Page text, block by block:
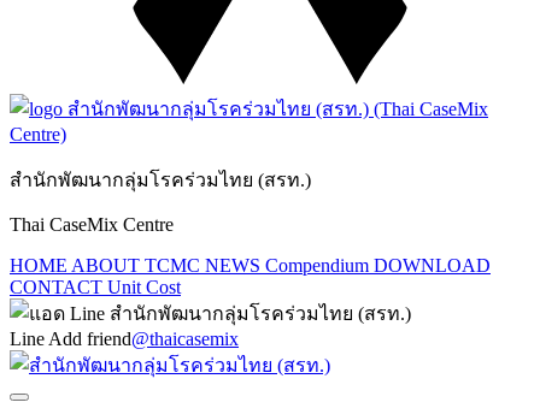
สำนักพัฒนากลุ่มโรคร่วมไทย (สรท.)
Thai CaseMix Centre
HOME ABOUT TCMC NEWS Compendium DOWNLOAD
CONTACT Unit Cost
Line Add friend@thaicasemix